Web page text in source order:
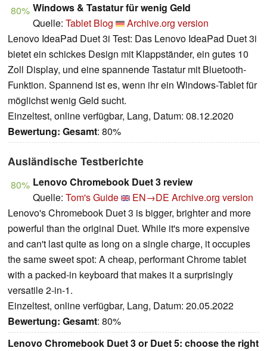
80% Windows & Tastatur für wenig Geld
Quelle: Tablet Blog
Archive.org version
Lenovo IdeaPad Duet 3i Test: Das Lenovo IdeaPad Duet 3i
bietet ein schickes Design mit Klappständer, ein gutes 10
Zoll Display, und eine spannende Tastatur mit Bluetooth-
Funktion. Spannend ist es, wenn ihr ein Windows-Tablet für
möglichst wenig Geld sucht.
Einzeltest, online verfügbar, Lang, Datum: 08.12.2020
Bewertung: Gesamt: 80%
Ausländische Testberichte
80% Lenovo Chromebook Duet 3 review
Quelle: Tom's Guide EN→DE Archive.org version
Lenovo's Chromebook Duet 3 is bigger, brighter and more
powerful than the original Duet. While it's more expensive
and can't last quite as long on a single charge, it occupies
the same sweet spot: A cheap, performant Chrome tablet
with a packed-in keyboard that makes it a surprisingly
versatile 2-in-1.
Einzeltest, online verfügbar, Lang, Datum: 20.05.2022
Bewertung: Gesamt: 80%
Lenovo Chromebook Duet 3 or Duet 5: choose the right